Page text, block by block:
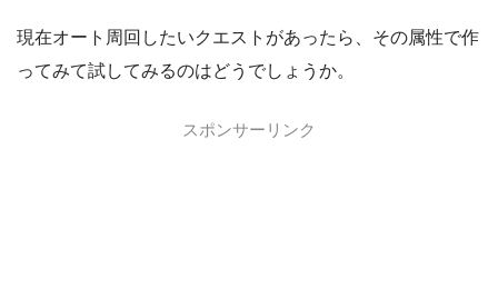
現在オート周回したいクエストがあったら、その属性で作
ってみて試してみるのはどうでしょうか。
スポンサーリンク